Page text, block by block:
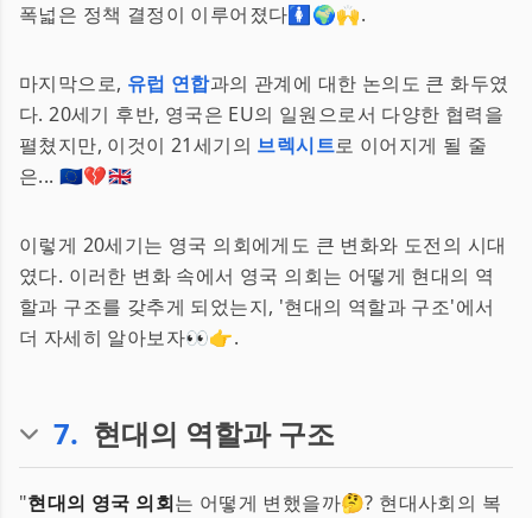
폭넓은 정책 결정이 이루어졌다🚺🌍🙌.
마지막으로, 유럽 연합과의 관계에 대한 논의도 큰 화두였
다. 20세기 후반, 영국은 EU의 일원으로서 다양한 협력을
펼쳤지만, 이것이 21세기의 브렉시트로 이어지게 될 줄
은... 🇪🇺💔🇬🇧
이렇게 20세기는 영국 의회에게도 큰 변화와 도전의 시대
였다. 이러한 변화 속에서 영국 의회는 어떻게 현대의 역
할과 구조를 갖추게 되었는지, '현대의 역할과 구조'에서
더 자세히 알아보자👀👉.
7. 현대의 역할과 구조
"현대의 영국 의회는 어떻게 변했을까🤔? 현대사회의 복